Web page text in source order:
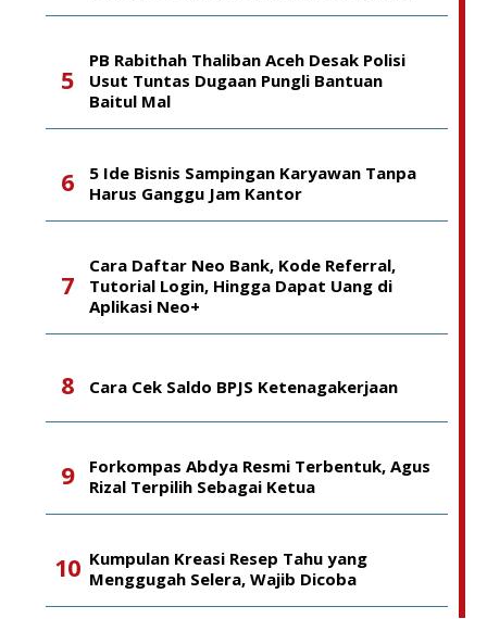
PB Rabithah Thaliban Aceh Desak Polisi
Usut Tuntas Dugaan Pungli Bantuan
Baitul Mal
5 Ide Bisnis Sampingan Karyawan Tanpa
Harus Ganggu Jam Kantor
Cara Daftar Neo Bank, Kode Referral,
Tutorial Login, Hingga Dapat Uang di
Aplikasi Neo+
Cara Cek Saldo BPJS Ketenagakerjaan
Forkompas Abdya Resmi Terbentuk, Agus
Rizal Terpilih Sebagai Ketua
Kumpulan Kreasi Resep Tahu yang
Menggugah Selera, Wajib Dicoba